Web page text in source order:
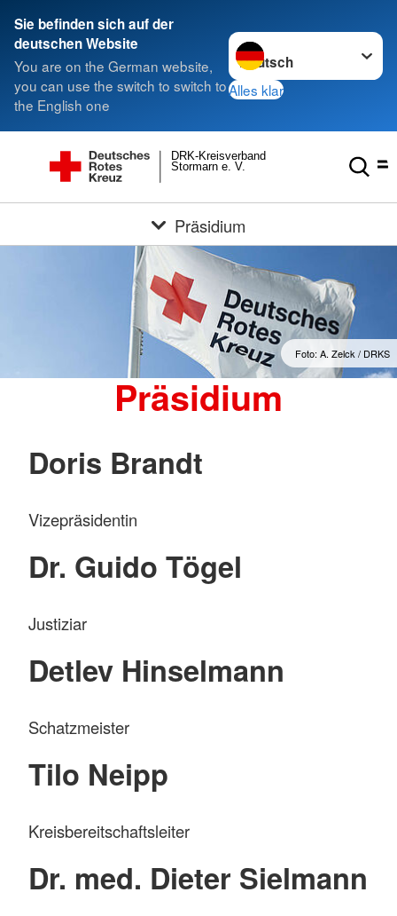
Sie befinden sich auf der
deutschen Website
You are on the German website,
you can use the switch to switch to
the English one
Sprache wechseln zu
Alles klar
Stormarn e. V.
DRK-Kreisverband
Präsidium
Foto: A. Zelck / DRKS
Präsidium
Doris Brandt
Vizepräsidentin
Dr. Guido Tögel
Justiziar
Detlev Hinselmann
Schatzmeister
Tilo Neipp
Kreisbereitschaftsleiter
Dr. med. Dieter Sielmann